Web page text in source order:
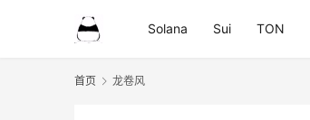
Solana Sui TON
首页 龙卷风